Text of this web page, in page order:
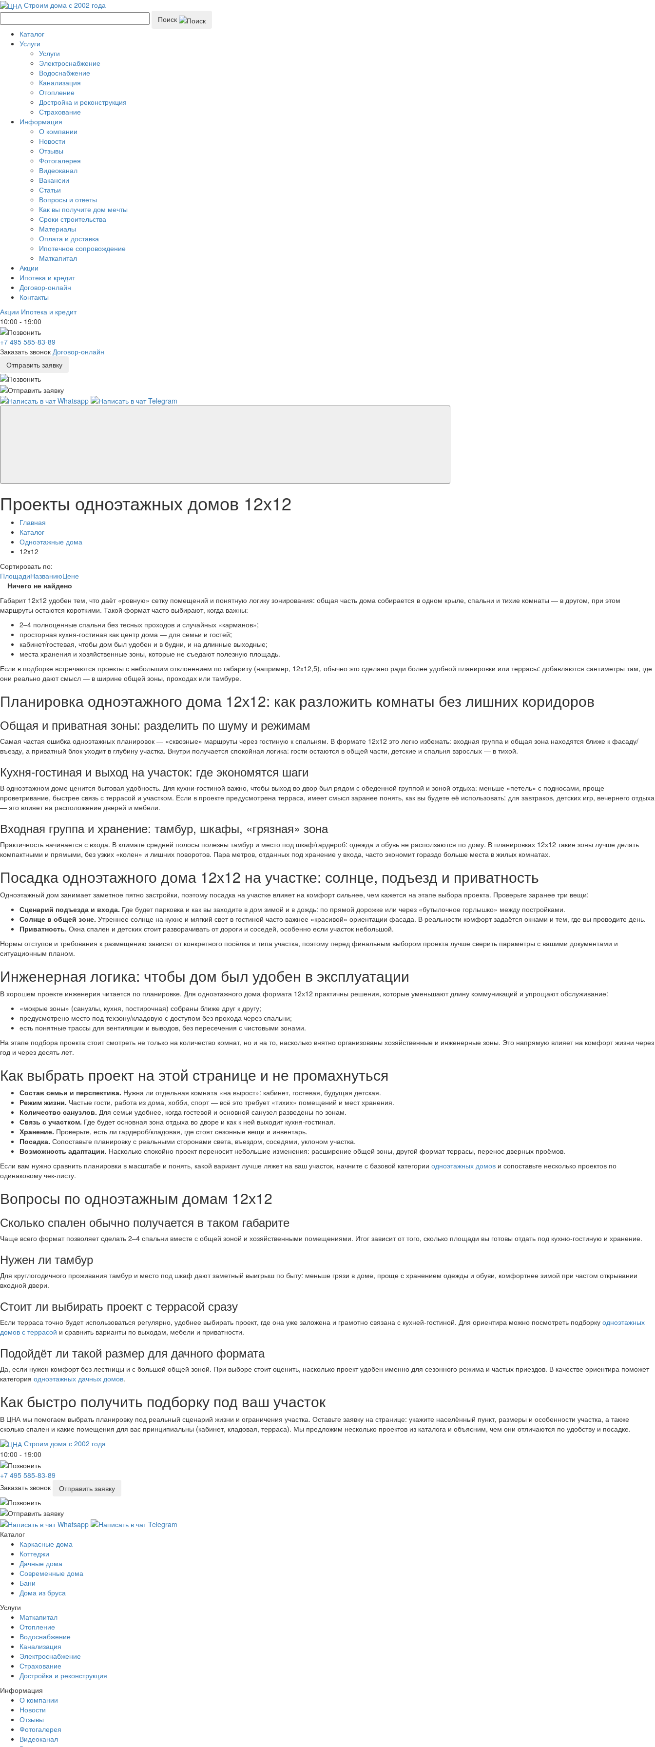
Строим дома с 2002 года
Поиск
Каталог
Услуги
Услуги
Электроснабжение
Водоснабжение
Канализация
Отопление
Достройка и реконструкция
Страхование
Информация
О компании
Новости
Отзывы
Фотогалерея
Видеоканал
Вакансии
Статьи
Вопросы и ответы
Как вы получите дом мечты
Сроки строительства
Материалы
Оплата и доставка
Ипотечное сопровождение
Маткапитал
Акции
Ипотека и кредит
Договор-онлайн
Контакты
Акции Ипотека и кредит
10:00 - 19:00
+7 495 585-83-89
Заказать звонок Договор-онлайн
Отправить заявку
Проекты одноэтажных домов 12х12
Главная
Каталог
Одноэтажные дома
12x12
Сортировать по:
ПлощадиНазваниюЦене
Ничего не найдено
Габарит 12х12 удобен тем, что даёт «ровную» сетку помещений и понятную логику зонирования: общая часть дома собирается в одном крыле, спальни и тихие комнаты — в другом, при этом
маршруты остаются короткими. Такой формат часто выбирают, когда важны:
2–4 полноценные спальни без тесных проходов и случайных «карманов»;
просторная кухня‑гостиная как центр дома — для семьи и гостей;
кабинет/гостевая, чтобы дом был удобен и в будни, и на длинные выходные;
места хранения и хозяйственные зоны, которые не съедают полезную площадь.
Если в подборке встречаются проекты с небольшим отклонением по габариту (например, 12х12,5), обычно это сделано ради более удобной планировки или террасы: добавляются сантиметры там, где
они реально дают смысл — в ширине общей зоны, проходах или тамбуре.
Планировка одноэтажного дома 12х12: как разложить комнаты без лишних коридоров
Общая и приватная зоны: разделить по шуму и режимам
Самая частая ошибка одноэтажных планировок — «сквозные» маршруты через гостиную к спальням. В формате 12х12 это легко избежать: входная группа и общая зона находятся ближе к фасаду/
въезду, а приватный блок уходит в глубину участка. Внутри получается спокойная логика: гости остаются в общей части, детские и спальня взрослых — в тихой.
Кухня‑гостиная и выход на участок: где экономятся шаги
В одноэтажном доме ценится бытовая удобность. Для кухни‑гостиной важно, чтобы выход во двор был рядом с обеденной группой и зоной отдыха: меньше «петель» с подносами, проще
проветривание, быстрее связь с террасой и участком. Если в проекте предусмотрена терраса, имеет смысл заранее понять, как вы будете её использовать: для завтраков, детских игр, вечернего отдыха
— это влияет на расположение дверей и мебели.
Входная группа и хранение: тамбур, шкафы, «грязная» зона
Практичность начинается с входа. В климате средней полосы полезны тамбур и место под шкаф/гардероб: одежда и обувь не расползаются по дому. В планировках 12х12 такие зоны лучше делать
компактными и прямыми, без узких «колен» и лишних поворотов. Пара метров, отданных под хранение у входа, часто экономит гораздо больше места в жилых комнатах.
Посадка одноэтажного дома 12х12 на участке: солнце, подъезд и приватность
Одноэтажный дом занимает заметное пятно застройки, поэтому посадка на участке влияет на комфорт сильнее, чем кажется на этапе выбора проекта. Проверьте заранее три вещи:
Сценарий подъезда и входа. Где будет парковка и как вы заходите в дом зимой и в дождь: по прямой дорожке или через «бутылочное горлышко» между постройками.
Солнце в общей зоне. Утреннее солнце на кухне и мягкий свет в гостиной часто важнее «красивой» ориентации фасада. В реальности комфорт задаётся окнами и тем, где вы проводите день.
Приватность. Окна спален и детских стоит разворачивать от дороги и соседей, особенно если участок небольшой.
Нормы отступов и требования к размещению зависят от конкретного посёлка и типа участка, поэтому перед финальным выбором проекта лучше сверить параметры с вашими документами и
ситуационным планом.
Инженерная логика: чтобы дом был удобен в эксплуатации
В хорошем проекте инженерия читается по планировке. Для одноэтажного дома формата 12х12 практичны решения, которые уменьшают длину коммуникаций и упрощают обслуживание:
«мокрые зоны» (санузлы, кухня, постирочная) собраны ближе друг к другу;
предусмотрено место под техзону/кладовую с доступом без прохода через спальни;
есть понятные трассы для вентиляции и выводов, без пересечения с чистовыми зонами.
На этапе подбора проекта стоит смотреть не только на количество комнат, но и на то, насколько внятно организованы хозяйственные и инженерные зоны. Это напрямую влияет на комфорт жизни через
год и через десять лет.
Как выбрать проект на этой странице и не промахнуться
Состав семьи и перспектива. Нужна ли отдельная комната «на вырост»: кабинет, гостевая, будущая детская.
Режим жизни. Частые гости, работа из дома, хобби, спорт — всё это требует «тихих» помещений и мест хранения.
Количество санузлов. Для семьи удобнее, когда гостевой и основной санузел разведены по зонам.
Связь с участком. Где будет основная зона отдыха во дворе и как к ней выходит кухня‑гостиная.
Хранение. Проверьте, есть ли гардероб/кладовая, где стоят сезонные вещи и инвентарь.
Посадка. Сопоставьте планировку с реальными сторонами света, въездом, соседями, уклоном участка.
Возможность адаптации. Насколько спокойно проект переносит небольшие изменения: расширение общей зоны, другой формат террасы, перенос дверных проёмов.
Если вам нужно сравнить планировки в масштабе и понять, какой вариант лучше ляжет на ваш участок, начните с базовой категории одноэтажных домов и сопоставьте несколько проектов по
одинаковому чек‑листу.
Вопросы по одноэтажным домам 12х12
Сколько спален обычно получается в таком габарите
Чаще всего формат позволяет сделать 2–4 спальни вместе с общей зоной и хозяйственными помещениями. Итог зависит от того, сколько площади вы готовы отдать под кухню‑гостиную и хранение.
Нужен ли тамбур
Для круглогодичного проживания тамбур и место под шкаф дают заметный выигрыш по быту: меньше грязи в доме, проще с хранением одежды и обуви, комфортнее зимой при частом открывании
входной двери.
Стоит ли выбирать проект с террасой сразу
Если терраса точно будет использоваться регулярно, удобнее выбирать проект, где она уже заложена и грамотно связана с кухней‑гостиной. Для ориентира можно посмотреть подборку одноэтажных
домов с террасой и сравнить варианты по выходам, мебели и приватности.
Подойдёт ли такой размер для дачного формата
Да, если нужен комфорт без лестницы и с большой общей зоной. При выборе стоит оценить, насколько проект удобен именно для сезонного режима и частых приездов. В качестве ориентира поможет
категория одноэтажных дачных домов.
Как быстро получить подборку под ваш участок
В ЦНА мы помогаем выбрать планировку под реальный сценарий жизни и ограничения участка. Оставьте заявку на странице: укажите населённый пункт, размеры и особенности участка, а также
сколько спален и какие помещения для вас принципиальны (кабинет, кладовая, терраса). Мы предложим несколько проектов из каталога и объясним, чем они отличаются по удобству и посадке.
Строим дома с 2002 года
10:00 - 19:00
+7 495 585-83-89
Заказать звонок
Отправить заявку
Каталог
Каркасные дома
Коттеджи
Дачные дома
Современные дома
Бани
Дома из бруса
Услуги
Маткапитал
Отопление
Водоснабжение
Канализация
Электроснабжение
Страхование
Достройка и реконструкция
Информация
О компании
Новости
Отзывы
Фотогалерея
Видеоканал